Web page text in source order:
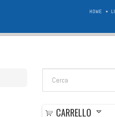
HOME
FORM DI RICERCA
CARRELLO